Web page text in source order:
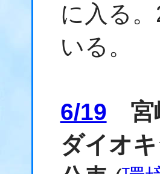
に入る
いる。
6/19 宮
ダイオ